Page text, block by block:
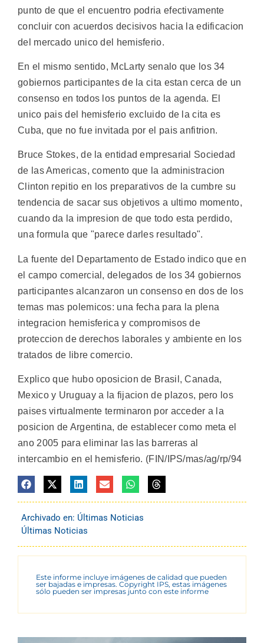
punto de que el encuentro podria efectivamente
concluir con acuerdos decisivos hacia la edificacion
del mercado unico del hemisferio.
En el mismo sentido, McLarty senalo que los 34
gobiernos participantes de la cita estan cerca de un
consenso en todos los puntos de la agenda. El
unico pais del hemisferio excluido de la cita es
Cuba, que no fue invitada por el pais anfitrion.
Bruce Stokes, de la entidad empresarial Sociedad
de las Americas, comento que la administracion
Clinton repitio en los preparativos de la cumbre su
tendencia de sacar sus objetivos a ultimo momento,
cuando da la impresion de que todo esta perdido,
una formula que "parece darles resultado".
La fuente del Departamento de Estado indico que en
el campo comercial, delegados de los 34 gobiernos
participantes alcanzaron un consenso en dos de los
temas mas polemicos: una fecha para la plena
integracion hemisferica y compromisos de
proteccion de derechos laborales y ambiente en los
tratados de libre comercio.
Explico que hubo oposicion de Brasil, Canada,
Mexico y Uruguay a la fijacion de plazos, pero los
paises virtualmente terminaron por acceder a la
posicion de Argentina, de establecer como meta el
ano 2005 para eliminar las las barreras al
intercambio en el hemisferio. (FIN/IPS/mas/ag/rp/94
Archivado en: Últimas Noticias
Últimas Noticias
Este informe incluye imágenes de calidad que pueden
ser bajadas e impresas. Copyright IPS, estas imágenes
sólo pueden ser impresas junto con este informe